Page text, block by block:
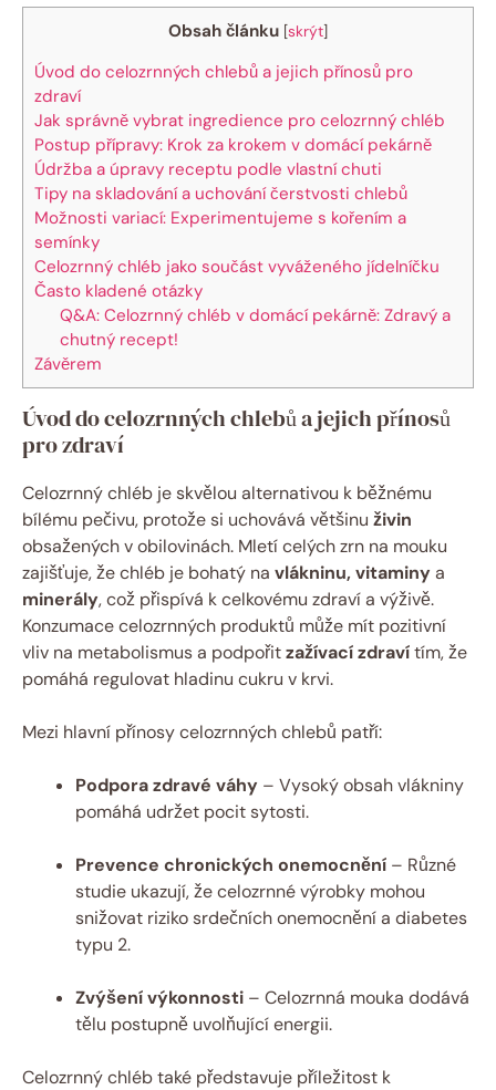
Obsah článku [skrýt]
Úvod do celozrnných chlebů a jejich přínosů pro
zdraví
Jak správně vybrat ingredience pro celozrnný chléb
Postup přípravy: Krok za krokem v domácí pekárně
Údržba a úpravy receptu podle vlastní chuti
Tipy na skladování a uchování čerstvosti chlebů
Možnosti variací: Experimentujeme s kořením a
semínky
Celozrnný chléb jako součást vyváženého jídelníčku
Často kladené otázky
Q&A: Celozrnný chléb v domácí pekárně: Zdravý a
chutný recept!
Závěrem
Úvod do celozrnných chlebů a jejich přínosů
pro zdraví
Celozrnný chléb je skvělou alternativou k běžnému
bílému pečivu, protože si uchovává většinu živin
obsažených v obilovinách. Mletí celých zrn na mouku
zajišťuje, že chléb je bohatý na vlákninu, vitaminy a
minerály, což přispívá k celkovému zdraví a výživě.
Konzumace celozrnných produktů může mít pozitivní
vliv na metabolismus a podpořitzažívací zdravítím, že
pomáhá regulovat hladinu cukru v krvi.
Mezi hlavní přínosy celozrnných chlebů patří:
Podpora zdravé váhy – Vysoký obsah vlákniny
pomáhá udržet pocit sytosti.
Prevence chronických onemocnění – Různé
studie ukazují, že celozrnné výrobky mohou
snižovat riziko srdečních onemocnění a diabetes
typu 2.
Zvýšení výkonnosti – Celozrnná mouka dodává
tělu postupně uvolňující energii.
Celozrnný chléb také představuje příležitost k